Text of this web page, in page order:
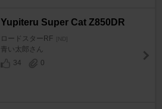
Yupiteru Super Cat Z850DR
ロードスターRF
青い太郎さん
34
0